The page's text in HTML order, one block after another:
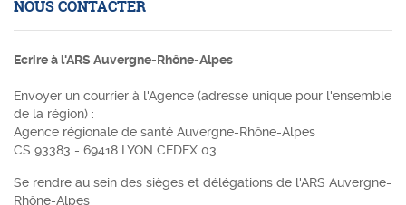
NOUS CONTACTER
Ecrire à l'ARS Auvergne-Rhône-Alpes
Envoyer un courrier à l'Agence (adresse unique pour l'ensemble
de la région) :
Agence régionale de santé Auvergne-Rhône-Alpes
CS 93383 - 69418 LYON CEDEX 03
Se rendre au sein des sièges et délégations de l'ARS Auvergne-
Rhône-Alpes